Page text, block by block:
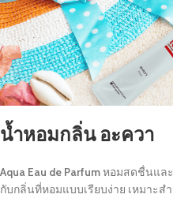
น้ำหอมกลิ่น อะควา
Aqua Eau de Parfumหอมสดชื่นแล
กับกลิ่นที่หอมแบบเรียบง่าย เหมาะ